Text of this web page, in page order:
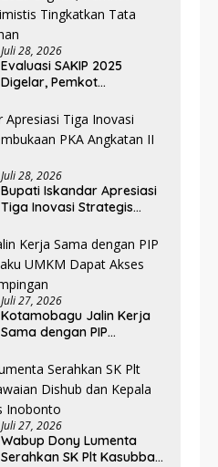
Juli 28, 2026
Evaluasi SAKIP 2025
Digelar, Pemkot
Tingkatkan Tata Kelola
Pemerintahan
Juli 28, 2026
Bupati Iskandar Apresiasi
Tiga Inovasi Strategis
Angkatan II 2026
Juli 27, 2026
Kotamobagu Jalin Kerja
Sama dengan PIP
Dapat Akses Kredit dan
Pendampingan
Juli 27, 2026
Wabup Dony Lumenta
Serahkan SK Plt Kasubbag